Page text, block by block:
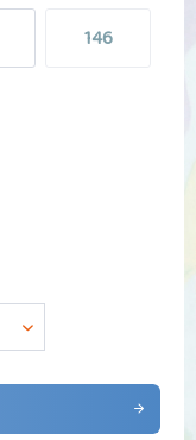
146